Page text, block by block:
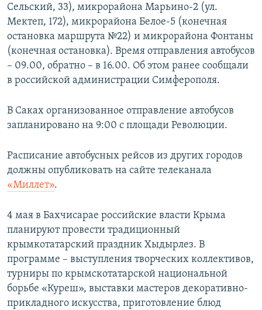
Сельский, 33), микрорайона Марьино-2 (ул.
Мектеп, 172), микрорайона Белое-5 (конечная
остановка маршрута №22) и микрорайона Фонтаны
(конечная остановка). Время отправления автобусов
– 09.00, обратно – в 16.00. Об этом ранее сообщали
в российской администрации Симферополя.
В Саках организованное отправление автобусов
запланировано на 9:00 с площади Революции.
Расписание автобусных рейсов из других городов
должны опубликовать на сайте телеканала
«Миллет».
4 мая в Бахчисарае российские власти Крыма
планируют провести традиционный
крымкотатарский праздник Хыдырлез. В
программе – выступления творческих коллективов,
турниры по крымскотатарской национальной
борьбе «Куреш», выставки мастеров декоративно-
прикладного искусства, приготовление блюд